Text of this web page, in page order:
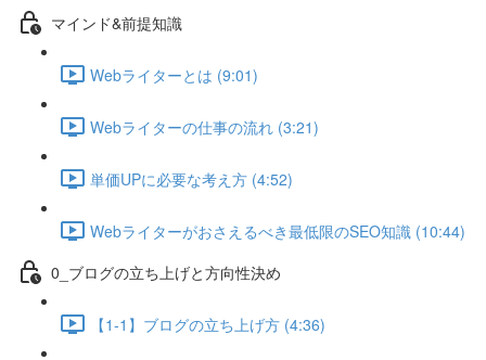
マインド&前提知識
Webライターとは (9:01)
Webライターの仕事の流れ (3:21)
単価UPに必要な考え方 (4:52)
Webライターがおさえるべき最低限のSEO知識 (10:44)
0_ブログの立ち上げと方向性決め
【1-1】ブログの立ち上げ方 (4:36)